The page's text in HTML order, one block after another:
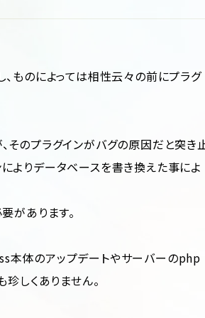
ものによっては相性云々の前にプラグ
そのプラグインがバグの原因だと突き
よりデータベースを書き換えた事によ
があります。
本体のアップデートやサーバーのphp
しくありません。